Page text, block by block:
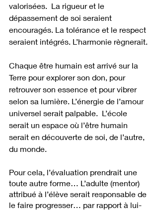
valorisées.  La rigueur et le
dépassement de soi seraient
encouragés. La tolérance et le respect
seraient intégrés. L’harmonie règnerait.
Chaque être humain est arrivé sur la
Terre pour explorer son don, pour
retrouver son essence et pour vibrer
selon sa lumière. L’énergie de l’amour
universel serait palpable.  L’école
serait un espace où l’être humain
serait en découverte de soi, de l’autre,
du monde.
Pour cela, l’évaluation prendrait une
toute autre forme… L’adulte (mentor)
attribué à l’élève serait responsable de
le faire progresser… par rapport à lui-